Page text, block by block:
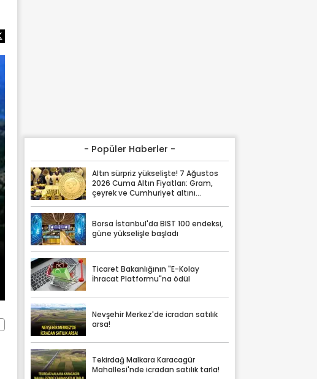
- Popüler Haberler -
Altın sürpriz yükselişte! 7 Ağustos
2026 Cuma Altın Fiyatları: Gram,
çeyrek ve Cumhuriyet altını
Borsa İstanbul'da BIST 100 endeksi,
güne yükselişle başladı
Ticaret Bakanlığının "E-Kolay
İhracat Platformu"na ödül
Nevşehir Merkez'de icradan satılık
arsa!
Tekirdağ Malkara Karacagür
Mahallesi'nde icradan satılık tarla!